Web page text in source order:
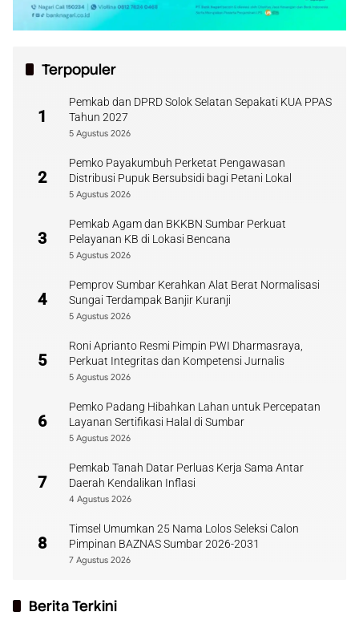
Terpopuler
1
Pemkab dan DPRD Solok Selatan Sepakati KUA PPAS
Tahun 2027
5 Agustus 2026
2
Pemko Payakumbuh Perketat Pengawasan
Distribusi Pupuk Bersubsidi bagi Petani Lokal
5 Agustus 2026
3
Pemkab Agam dan BKKBN Sumbar Perkuat
Pelayanan KB di Lokasi Bencana
5 Agustus 2026
4
Pemprov Sumbar Kerahkan Alat Berat Normalisasi
Sungai Terdampak Banjir Kuranji
5 Agustus 2026
5
Roni Aprianto Resmi Pimpin PWI Dharmasraya,
Perkuat Integritas dan Kompetensi Jurnalis
5 Agustus 2026
6
Pemko Padang Hibahkan Lahan untuk Percepatan
Layanan Sertifikasi Halal di Sumbar
5 Agustus 2026
7
Pemkab Tanah Datar Perluas Kerja Sama Antar
Daerah Kendalikan Inflasi
4 Agustus 2026
8
Timsel Umumkan 25 Nama Lolos Seleksi Calon
Pimpinan BAZNAS Sumbar 2026-2031
7 Agustus 2026
Berita Terkini